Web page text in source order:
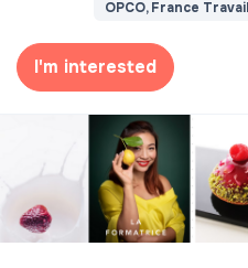
OPCO, France Travail
I'm interested